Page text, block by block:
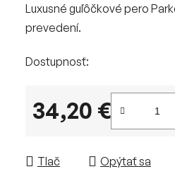
Luxusné guľôčkové pero
prevedení.
Dostupnosť
34,20 €
Jednotková cena:
Tlač Opýtať sa